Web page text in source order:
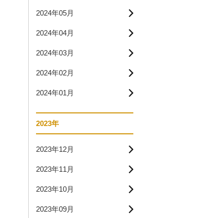
2024年05月
2024年04月
2024年03月
2024年02月
2024年01月
2023年
2023年12月
2023年11月
2023年10月
2023年09月